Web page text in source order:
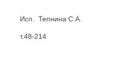
Исп. Тепнина С.А.
т.48-214